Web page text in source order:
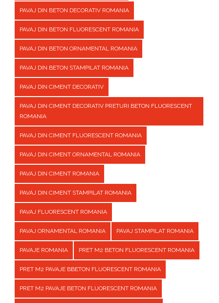
PAVAJ DIN BETON DECORATIV ROMANIA
PAVAJ DIN BETON FLUORESCENT ROMANIA
PAVAJ DIN BETON ORNAMENTAL ROMANIA
PAVAJ DIN BETON STAMPILAT ROMANIA
PAVAJ DIN CIMENT DECORATIV
PAVAJ DIN CIMENT DECORATIV PRETURI BETON FLUORESCENT
ROMANIA
PAVAJ DIN CIMENT FLUORESCENT ROMANIA
PAVAJ DIN CIMENT ORNAMENTAL ROMANIA
PAVAJ DIN CIMENT ROMANIA
PAVAJ DIN CIMENT STAMPILAT ROMANIA
PAVAJ FLUORESCENT ROMANIA
PAVAJ ORNAMENTAL ROMANIA PAVAJ STAMPILAT ROMANIA
PAVAJE ROMANIA PRET M2 BETON FLUORESCENT ROMANIA
PRET M2 PAVAJE BBETON FLUORESCENT ROMANIA
PRET M2 PAVAJE BETON FLUORESCENT ROMANIA